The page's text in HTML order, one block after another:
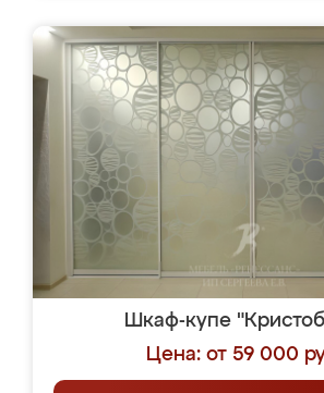
Шкаф-купе
Цена: от 59 000